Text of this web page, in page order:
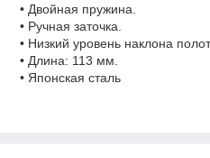
• Двойная пружина.
• Ручная заточка.
• Низкий уровень наклона
• Длина: 113 мм.
• Японская сталь